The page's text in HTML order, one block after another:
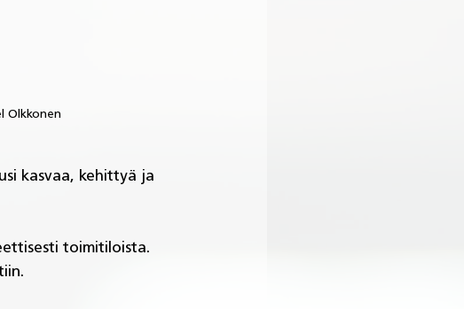
Olkkonen
kasvaa, kehittyä ja
toimitiloista.